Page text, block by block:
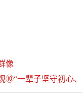
像
⑩“一辈子坚守初心